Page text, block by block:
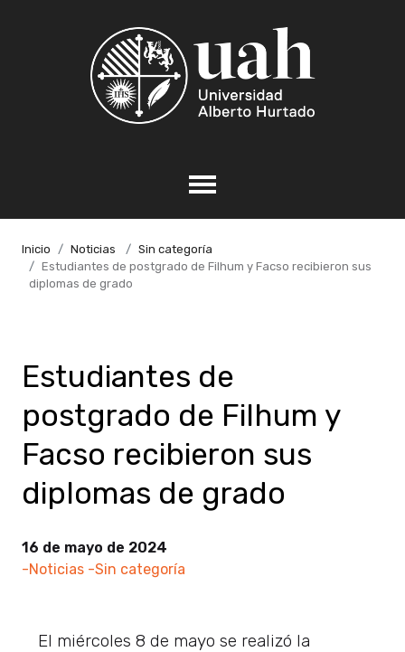
Inicio Noticias
Sin categoría
Estudiantes de postgrado de Filhum y Facso recibieron sus
diplomas de grado
Estudiantes de
postgrado de Filhum y
Facso recibieron sus
diplomas de grado
16 de mayo de 2024
-Noticias -Sin categoría
El miércoles 8 de mayo se realizó la